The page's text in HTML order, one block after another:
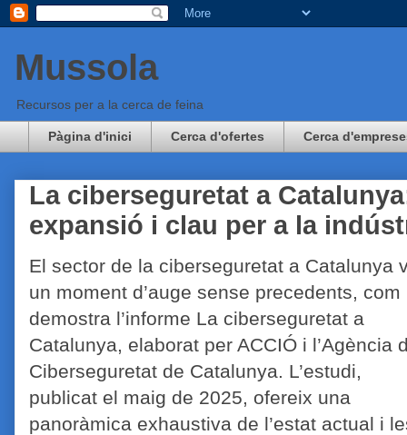
Mussola
Recursos per a la cerca de feina
Pàgina d'inici Cerca d'ofertes Cerca
La ciberseguretat a
expansió i clau per a la
El sector de la ciberseguretat a Catalunya
un moment d’auge sense precedents, com
demostra l’informe La ciberseguretat a
Catalunya, elaborat per ACCIÓ i l’Agència
Ciberseguretat de Catalunya. L’estudi,
publicat el maig de 2025, ofereix una
panoràmica exhaustiva de l’estat actual i